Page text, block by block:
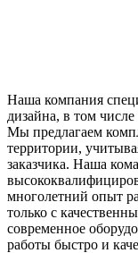
Наша компания
дизайна, в том
Мы предлагаем
территории,
заказчика. Наша
многолетний опыт
только с
современное
работы быстро и